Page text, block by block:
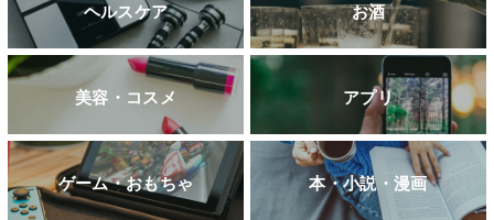
ヘルスケア お酒
美容・コスメ アプリ
ゲーム・おもちゃ 本・小説・漫画